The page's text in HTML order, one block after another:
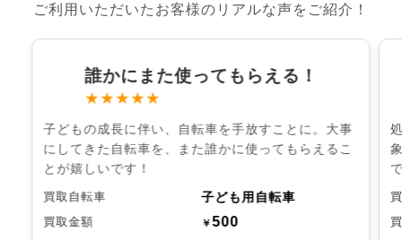
ご利用いただいたお客様のリアルな声をご紹介！
誰かにまた使ってもらえる！
★★★★★
子どもの成長に伴い、自転車を手放すことに。大事
にしてきた自転車を、また誰かに使ってもらえるこ
とが嬉しいです！
買取自転車 子ども用自転車
買取金額 ￥500